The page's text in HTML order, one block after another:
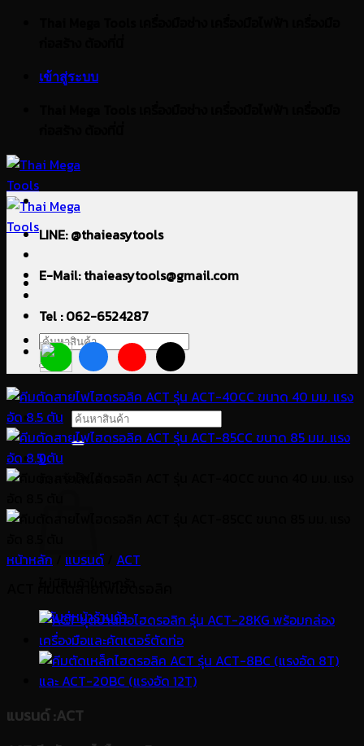
เข้าสู่ระบบ
ค้นหา:
ค้นหา:
0
กลับสู่หน้าร้านค้า
LINE: @thaieasytools
E-Mail: thaieasytools@gmail.com
Tel : 062-6524287
หน้าหลัก แบรนด์ ACT
แบรนด์:ACT